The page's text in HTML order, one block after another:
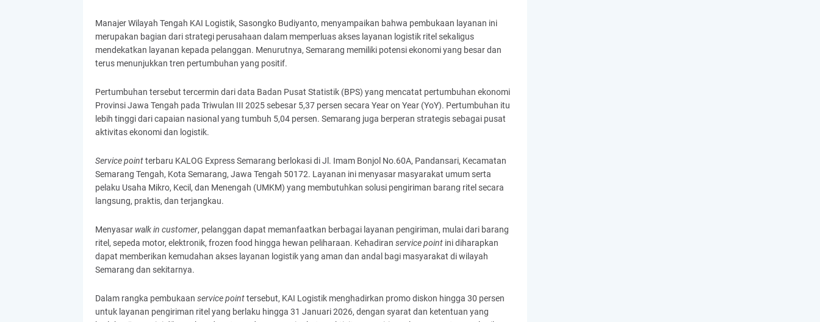
Manajer Wilayah Tengah KAI Logistik, Sasongko Budiyanto, menyampaikan bahwa pembukaan layanan ini
merupakan bagian dari strategi perusahaan dalam memperluas akses layanan logistik ritel sekaligus
mendekatkan layanan kepada pelanggan. Menurutnya, Semarang memiliki potensi ekonomi yang besar dan
terus menunjukkan tren pertumbuhan yang positif.
Pertumbuhan tersebut tercermin dari data Badan Pusat Statistik (BPS) yang mencatat pertumbuhan ekonomi
Provinsi Jawa Tengah pada Triwulan III 2025 sebesar 5,37 persen secara Year on Year (YoY). Pertumbuhan itu
lebih tinggi dari capaian nasional yang tumbuh 5,04 persen. Semarang juga berperan strategis sebagai pusat
aktivitas ekonomi dan logistik.
Service pointterbaru KALOG Express Semarang berlokasi di Jl. Imam Bonjol No.60A, Pandansari, Kecamatan
Semarang Tengah, Kota Semarang, Jawa Tengah 50172. Layanan ini menyasar masyarakat umum serta
pelaku Usaha Mikro, Kecil, dan Menengah (UMKM) yang membutuhkan solusi pengiriman barang ritel secara
langsung, praktis, dan terjangkau.
Menyasar walk in customer, pelanggan dapat memanfaatkan berbagai layanan pengiriman, mulai dari barang
ritel, sepeda motor, elektronik, frozen food hingga hewan peliharaan. Kehadiran service pointini diharapkan
dapat memberikan kemudahan akses layanan logistik yang aman dan andal bagi masyarakat di wilayah
Semarang dan sekitarnya.
Dalam rangka pembukaan service pointtersebut, KAI Logistik menghadirkan promo diskon hingga 30 persen
untuk layanan pengiriman ritel yang berlaku hingga 31 Januari 2026, dengan syarat dan ketentuan yang